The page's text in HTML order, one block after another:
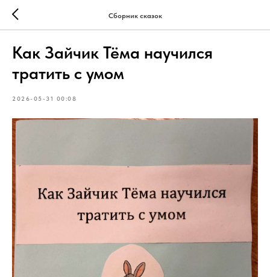
Сборник сказок
Как Зайчик Тёма научился
тратить с умом
2026-05-31 00:08